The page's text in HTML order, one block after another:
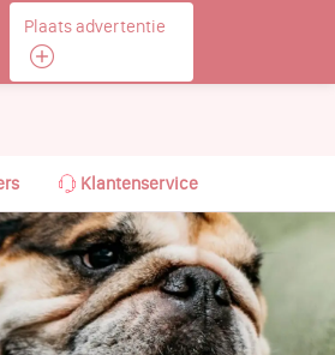
Plaats advertentie
Klantenservice